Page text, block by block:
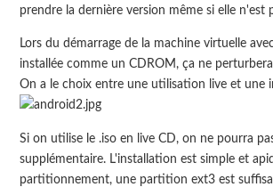
prendre la dernière version même si elle n'est
Lors du démarrage de la machine virtuelle
installée comme un CDROM, ça ne
On a le choix entre une utilisation live et une
Si on utilise le .iso en live CD, on ne pourra
supplémentaire. L'installation est simple et
partitionnement, une partition ext3 est